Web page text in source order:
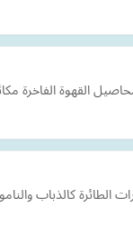
الطائرة كالذباب